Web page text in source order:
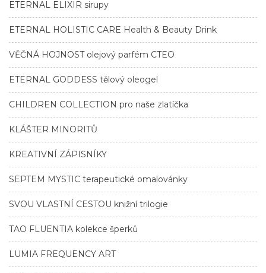
ETERNAL ELIXIR sirupy
ETERNAL HOLISTIC CARE Health & Beauty Drink
VĚČNÁ HOJNOST olejový parfém CTEO
ETERNAL GODDESS tělový oleogel
CHILDREN COLLECTION pro naše zlatíčka
KLÁŠTER MINORITŮ
KREATIVNÍ ZÁPISNÍKY
SEPTEM MYSTIC terapeutické omalovánky
SVOU VLASTNÍ CESTOU knižní trilogie
TAO FLUENTIA kolekce šperků
LUMIA FREQUENCY ART